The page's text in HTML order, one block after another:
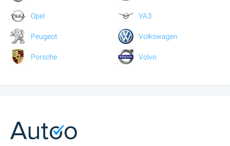
Opel
Peugeot
Porsche
УАЗ
Volkswagen
Volvo